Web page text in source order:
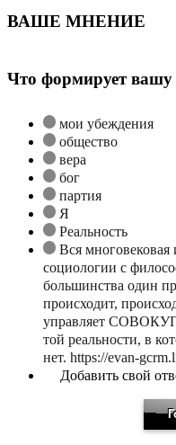
ВАШЕ МНЕНИЕ
Что формирует вашу
мои убеждения
общество
вера
бог
партия
Я
Реальность
Вся
социологии с
большинства один
происходит,
управляет
той реальности, в
нет. https://evan-
Добавить свой